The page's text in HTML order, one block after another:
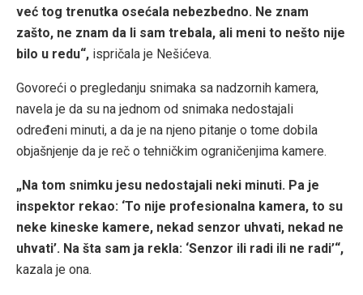
već tog trenutka osećala nebezbedno. Ne znam
zašto, ne znam da li sam trebala, ali meni to nešto nije
bilo u redu“, ispričala je Nešićeva.
Govoreći o pregledanju snimaka sa nadzornih kamera,
navela je da su na jednom od snimaka nedostajali
određeni minuti, a da je na njeno pitanje o tome dobila
objašnjenje da je reč o tehničkim ograničenjima kamere.
„Na tom snimku jesu nedostajali neki minuti. Pa je
inspektor rekao: ‘To nije profesionalna kamera, to su
neke kineske kamere, nekad senzor uhvati, nekad ne
uhvati’. Na šta sam ja rekla: ‘Senzor ili radi ili ne radi’“,
kazala je ona.